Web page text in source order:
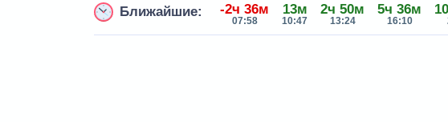
Ближайшие: -2ч 36м
07:58
13м
10:47
2ч 50м
13:24
5ч 36м
16:10